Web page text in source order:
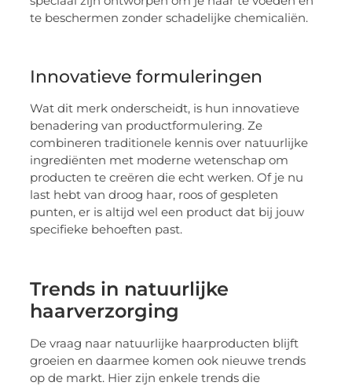
te beschermen zonder schadelijke chemicaliën.
Innovatieve formuleringen
Wat dit merk onderscheidt, is hun innovatieve
benadering van productformulering. Ze
combineren traditionele kennis over natuurlijke
ingrediënten met moderne wetenschap om
producten te creëren die echt werken. Of je nu
last hebt van droog haar, roos of gespleten
punten, er is altijd wel een product dat bij jouw
specifieke behoeften past.
Trends in natuurlijke
haarverzorging
De vraag naar natuurlijke haarproducten blijft
groeien en daarmee komen ook nieuwe trends
op de markt. Hier zijn enkele trends die